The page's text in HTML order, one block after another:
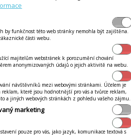
tehdy, když se doklad nepodařilo
např. z důvodu poruchy na
problému se tento doklad
pohybů fiskální tiskárny. Pozor,
do tržby aktuálního dne na
(Jestli doklad vznikl dříve, ale z
na fiskálním zařízení ho nebylo
a bude se tisknout za několik dnů,
se započítá do uzávěrky v
byl doklad tisklý. V záznamech
by funkčnost této web stránky nemohla být zajištěna.
části webu.
majitelům webstránek k porozumění chování
anonymizovaných údajů o jejich aktivitě na webu.
návštěvníků mezi webovými stránkami. Účelem je
které jsou hodnotnější pro vás a tvůrce reklam,
a jiných webových stránkách z pohledu vašeho zájmu.
marketing
pouze pro vás, jako jazyk, komunikace textová s